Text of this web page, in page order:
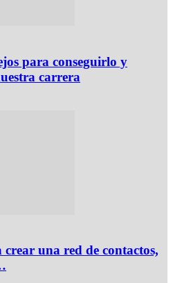
para conseguirlo y
carrera
crear una red de contactos,